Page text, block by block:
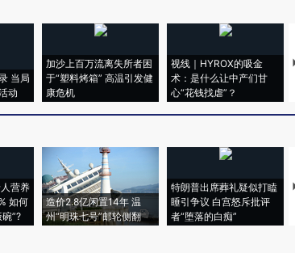
当局
动
加沙上百万流离失所者困
于“塑料烤箱” 高温引发健
康危机
视线｜HYROX的吸金
术：是什么让中产们甘
心“花钱找虐”？
营养
如何
”?
造价2.8亿闲置14年 温
州“明珠七号”邮轮侧翻
特朗普出席葬礼疑似打瞌
睡引争议 白宫怒斥批评
者“堕落的白痴”